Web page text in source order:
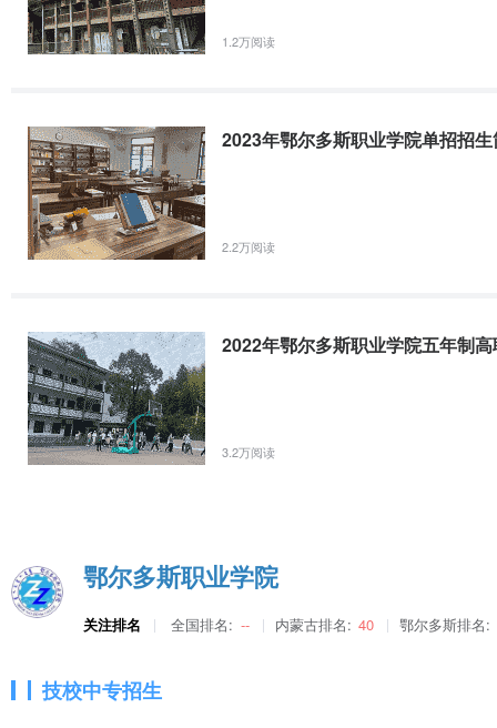
（六）人才培养
学院秉承“立德竞先，崇技尚能”的校训，深化教育教学改革，全面
施，为蒙晋陕及周边地区企事业单位培养了大批高素质技术技能型
人，五年制高职3+2学生461人,电大本专科在读学生4400人。
（七）学生就业
学院高度重视毕业生就业工作，同鄂尔多斯集团、内蒙古长城计算
远景动力等多家大型企业合作办学，共同举办“鄂尔多斯冠名班”“久泰
基础。
（八）科技研发
学院重视科学研究，努力提升科技研发能力和社会服务能力, 科技
部级以上科技成果奖励60 余项，发明、实用新型专利 100 余项，出
个团队命名为自治区“创 新先锋号”、3名教师命名自治区“创新先锋
建立“鄂尔多斯市大学生创业培训基地”“深圳城市学院鄂尔多斯培训基
地”“全国职工教育培训示范点”“内蒙古自治区高技能人才培训基地
2022年参加普通高考的理工、文史、文理综合类（中职）考生，学制
1.2万阅读
2023年鄂尔多斯职业学院单招招
2.2万阅读
2022年鄂尔多斯职业学院五年制
3.2万阅读
鄂尔多斯职业学院
关注排名 全国排名: -- 内蒙古排名: 40 鄂尔多斯排名:
技校中专招生